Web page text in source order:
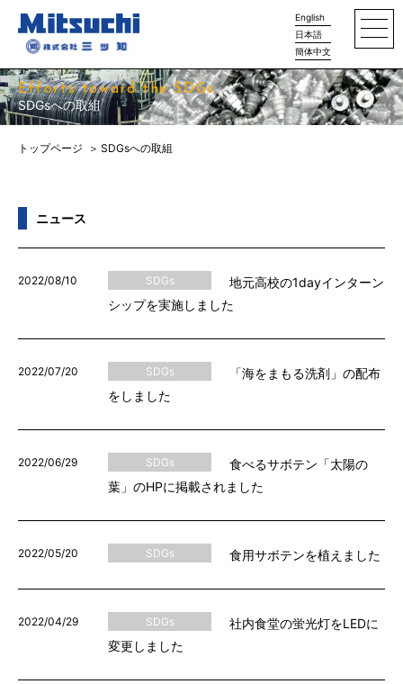
English
日本語
簡体中文
Efforts toward the SDGs
SDGsへの取組
トップページ SDGsへの取組
ニュース
2022/08/10 SDGs
地元高校の1dayインターン
シップを実施しました
2022/07/20 SDGs
「海をまもる洗剤」の配布
をしました
2022/06/29 SDGs
食べるサボテン「太陽の
葉」のHPに掲載されました
2022/05/20 SDGs 食用サボテンを植えました
2022/04/29 SDGs
社内食堂の蛍光灯をLEDに
変更しました